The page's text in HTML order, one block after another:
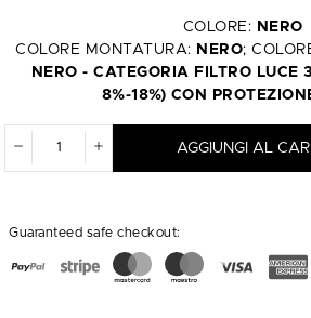
COLORE: NERO
COLORE MONTATURA: NERO;
NERO - CATEGORIA FILTRO LUCE
8%-18%) CON
AGGIUNGI AL
Guaranteed safe checkout: